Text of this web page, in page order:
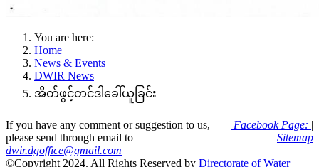
You are here:
Home
News & Events
DWIR News
အိတ်ဖွင့်တင်ဒါခေါ်ယူခြင်း
If you have any comment or suggestion to us,
please send through email to
dwir.dgoffice@gmail.com
Facebook Page: |
Sitemap
©Copyright 2024. All Rights Reserved by Directorate of Water